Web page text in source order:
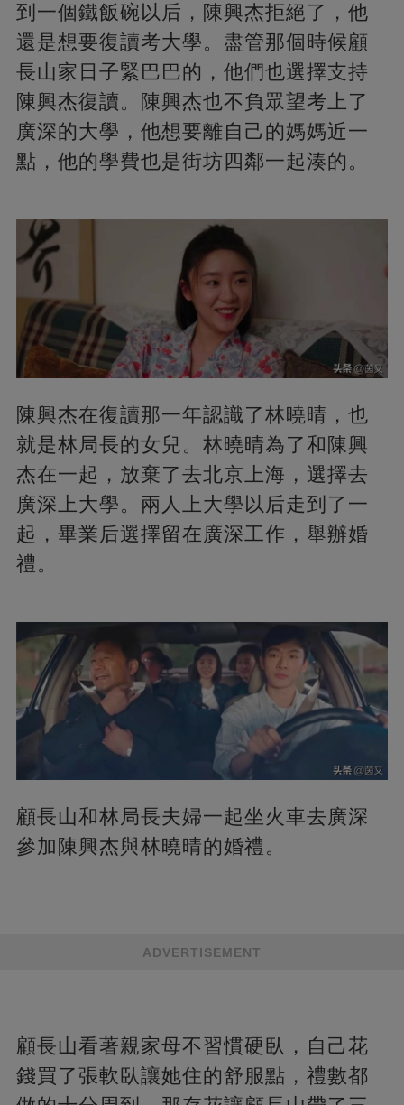
到一個鐵飯碗以后，陳興杰拒絕了，他
還是想要復讀考大學。盡管那個時候顧
長山家日子緊巴巴的，他們也選擇支持
陳興杰復讀。陳興杰也不負眾望考上了
廣深的大學，他想要離自己的媽媽近一
點，他的學費也是街坊四鄰一起湊的。
陳興杰在復讀那一年認識了林曉晴，也
就是林局長的女兒。林曉晴為了和陳興
杰在一起，放棄了去北京上海，選擇去
廣深上大學。兩人上大學以后走到了一
起，畢業后選擇留在廣深工作，舉辦婚
禮。
顧長山和林局長夫婦一起坐火車去廣深
參加陳興杰與林曉晴的婚禮。
ADVERTISEMENT
顧長山看著親家母不習慣硬臥，自己花
錢買了張軟臥讓她住的舒服點，禮數都